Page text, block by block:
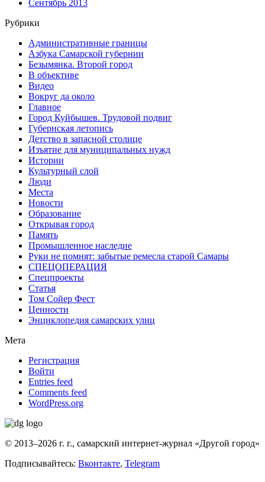
Сентябрь 2013
Рубрики
Административные границы
Азбука Самарской губернии
Безымянка. Второй город
В объективе
Видео
Вокруг да около
Главное
Город Куйбышев. Трудовой подвиг
Губернская летопись
Детство в запасной столице
Изъятие для муниципальных нужд
Истории
Культурный слой
Люди
Места
Новости
Образование
Открывая город
Память
Промышленное наследие
Руки не помнят: забытые ремесла старой Самары
СПЕЦОПЕРАЦИЯ
Спецпроекты
Статья
Том Сойер Фест
Ценности
Энциклопедия самарских улиц
Мета
Регистрация
Войти
Entries feed
Comments feed
WordPress.org
© 2013–2026 г. г., самарский интернет-журнал «Другой город»
Подписывайтесь: Вконтакте, Telegram